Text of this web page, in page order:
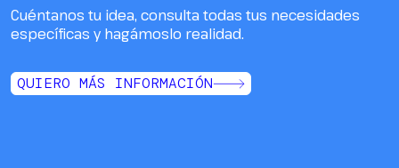
Cuéntanos tu idea, consulta todas tus necesidades
específicas y hagámoslo realidad.
QUIERO MÁS INFORMACIÓN